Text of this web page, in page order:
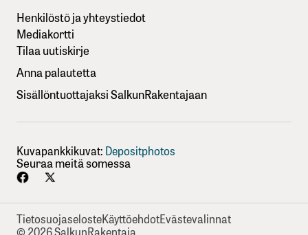
Henkilöstö ja yhteystiedot
Mediakortti
Tilaa uutiskirje
Anna palautetta
Sisällöntuottajaksi SalkunRakentajaan
Kuvapankkikuvat: Depositphotos
Seuraa meitä somessa
TietosuojaselosteKäyttöehdotEvästevalinnat